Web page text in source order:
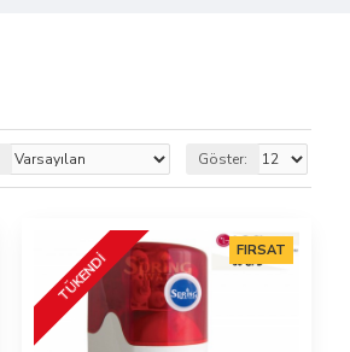
Göster:
FIRSAT
TÜKENDI